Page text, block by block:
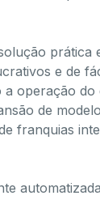
prática
e de
operação do
de
franquias